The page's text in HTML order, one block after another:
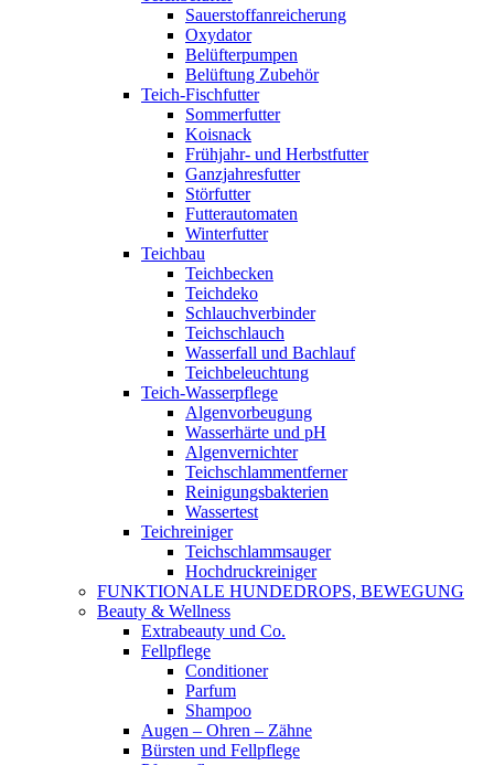
Sauerstoffanreicherung
Oxydator
Belüfterpumpen
Belüftung Zubehör
Teich-Fischfutter
Sommerfutter
Koisnack
Frühjahr- und Herbstfutter
Ganzjahresfutter
Störfutter
Futterautomaten
Winterfutter
Teichbau
Teichbecken
Teichdeko
Schlauchverbinder
Teichschlauch
Wasserfall und Bachlauf
Teichbeleuchtung
Teich-Wasserpflege
Algenvorbeugung
Wasserhärte und pH
Algenvernichter
Teichschlammentferner
Reinigungsbakterien
Wassertest
Teichreiniger
Teichschlammsauger
Hochdruckreiniger
FUNKTIONALE HUNDEDROPS, BEWEGUNG
Beauty & Wellness
Extrabeauty und Co.
Fellpflege
Conditioner
Parfum
Shampoo
Augen – Ohren – Zähne
Bürsten und Fellpflege